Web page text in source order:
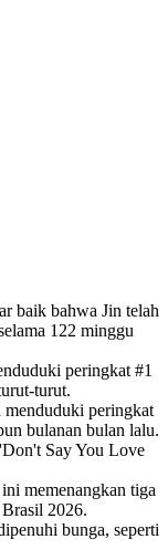
baik bahwa Jin telah
122 minggu
peringkat #1
turut.
peringkat
bulanan bulan lalu.
Say You Love
memenangkan tiga
2026.
bunga, seperti